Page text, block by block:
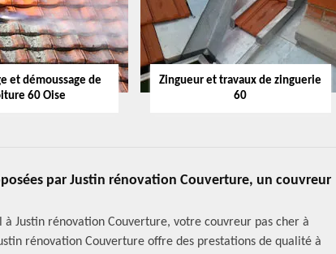
et démoussage de
60 Oise
Zingueur et travaux de zinguerie
60
par Justin rénovation Couverture, un couvreur
Justin rénovation Couverture, votre couvreur pas cher à
rénovation Couverture offre des prestations de qualité à